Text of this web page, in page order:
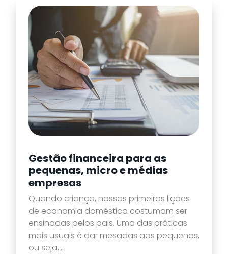
Gestão financeira para as
pequenas, micro e médias
empresas
Quando criança, nossas primeiras lições
de economia doméstica costumam ser
ensinadas pelos pais. Uma das práticas
mais usuais é dar mesadas aos pequenos,
ou seja,...